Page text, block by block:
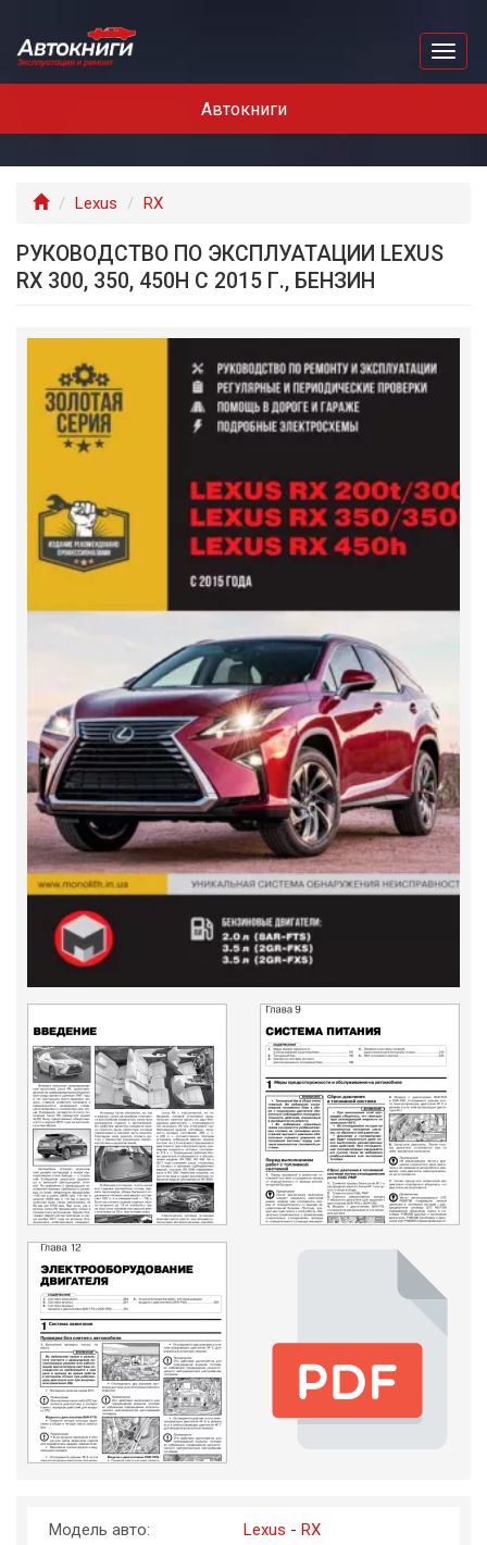
Автокниги
Главная
Lexus RX
РУКОВОДСТВО ПО ЭКСПЛУАТАЦИИ LEXUS
RX 300, 350, 450H С 2015 Г., БЕНЗИН
Модель авто: Lexus - RX